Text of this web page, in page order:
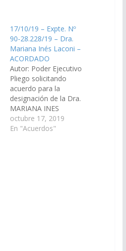
17/10/19 – Expte. Nº
90-28.228/19 – Dra.
Mariana Inés Laconi –
ACORDADO
Autor: Poder Ejecutivo
Pliego solicitando
acuerdo para la
designación de la Dra.
MARIANA INES
LACONI, D.N.I Nº
26.030.617, como
octubre 17, 2019
En "Acuerdos"